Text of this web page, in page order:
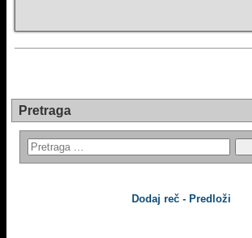
Pretraga
Dodaj reč - Predloži